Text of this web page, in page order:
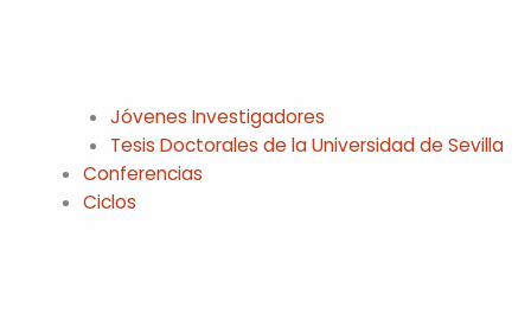
Jóvenes Investigadores
Tesis Doctorales de la Universidad de Sevilla
Conferencias
Ciclos